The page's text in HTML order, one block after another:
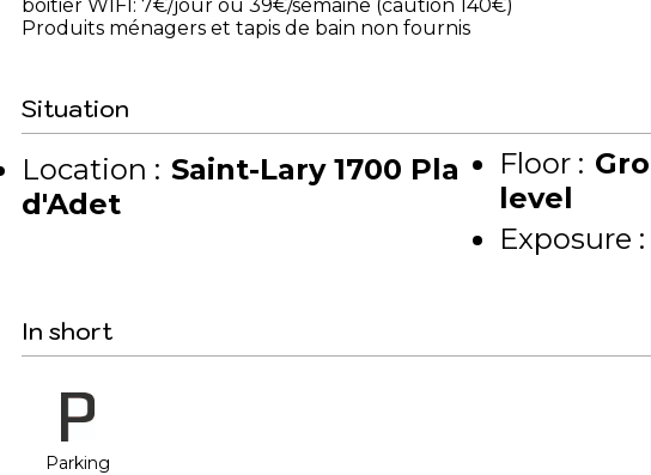
boitier WIFI: 7€/jour ou 39€/semaine (caution 140€)
Produits ménagers et tapis de bain non fournis
Situation
Location : Saint-Lary 1700 Pla
d'Adet
Floor :
level
Exposure :
In short
Parking